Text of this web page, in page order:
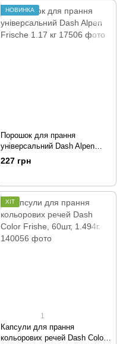
НОВИНКА
Порошок для прання
універсальний Dash Alpen
Frische 1.17 кг
227 грн
ХІТ
1
Капсули для прання
кольорових речей Dash Color